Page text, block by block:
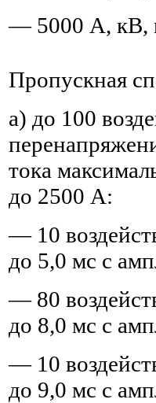
— 5000 А, кВ,
Пропускная
а) до 100
тока
до 2500 А:
— 10
до 5,0 мс с
— 80
до 8,0 мс с
— 10
до 9,0 мс с